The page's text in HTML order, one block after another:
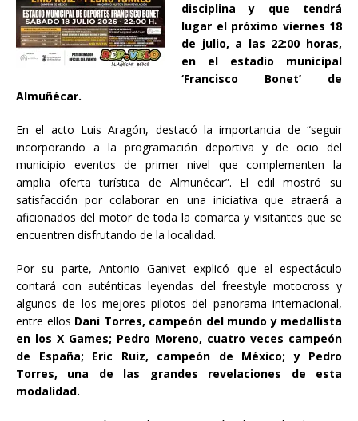
disciplina y que tendrá
lugar el próximo viernes 18
de julio, a las 22:00 horas,
en el estadio municipal
‘Francisco Bonet’ de
Almuñécar.
En el acto Luis Aragón, destacó la importancia de “seguir
incorporando a la programación deportiva y de ocio del
municipio eventos de primer nivel que complementen la
amplia oferta turística de Almuñécar”. El edil mostró su
satisfacción por colaborar en una iniciativa que atraerá a
aficionados del motor de toda la comarca y visitantes que se
encuentren disfrutando de la localidad.
Por su parte, Antonio Ganivet explicó que el espectáculo
contará con auténticas leyendas del freestyle motocross y
algunos de los mejores pilotos del panorama internacional,
entre ellos Dani Torres, campeón del mundo y medallista
en los X Games; Pedro Moreno, cuatro veces campeón
de España; Eric Ruiz, campeón de México; y Pedro
Torres, una de las grandes revelaciones de esta
modalidad.